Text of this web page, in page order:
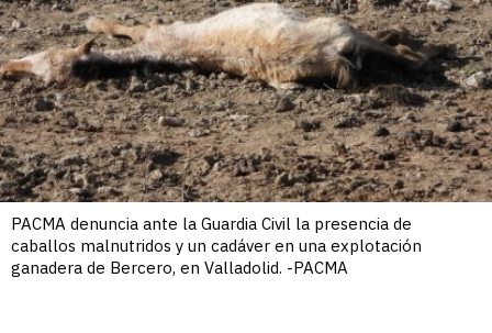
PACMA denuncia ante la Guardia Civil la presencia de
caballos malnutridos y un cadáver en una explotación
ganadera de Bercero, en Valladolid. -PACMA